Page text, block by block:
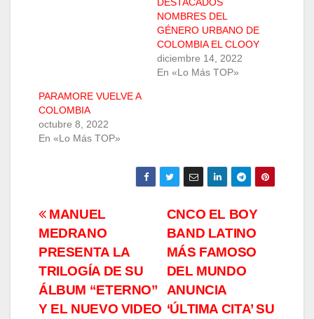
NOMBRES DEL
GÉNERO URBANO DE
COLOMBIA EL CLOOY
diciembre 14, 2022
En «Lo Más TOP»
PARAMORE VUELVE A
COLOMBIA
octubre 8, 2022
En «Lo Más TOP»
Navegación
de
entradas
CNCO EL BOY
BAND LATINO
MÁS FAMOSO
DEL MUNDO
ANUNCIA
‘ÚLTIMA CITA’ SU
MANUEL
MEDRANO
PRESENTA LA
TRILOGÍA DE SU
ÁLBUM “ETERNO”
Y EL NUEVO VIDEO